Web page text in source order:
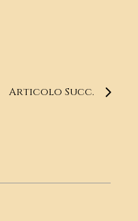
Articolo Succ.